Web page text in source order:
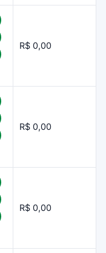
R$ 0,00
R$ 0,00
R$ 0,00